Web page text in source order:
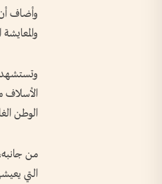
وأضاف أن
وتستشهد
الأسلاف
الوطن
من
التي